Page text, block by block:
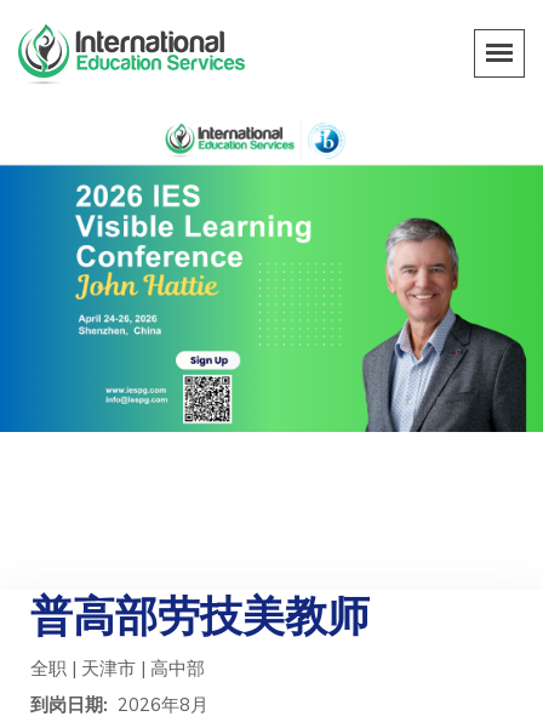
普高部劳技美教师
全职 | 天津市 | 高中部
到岗日期: 2026年8月